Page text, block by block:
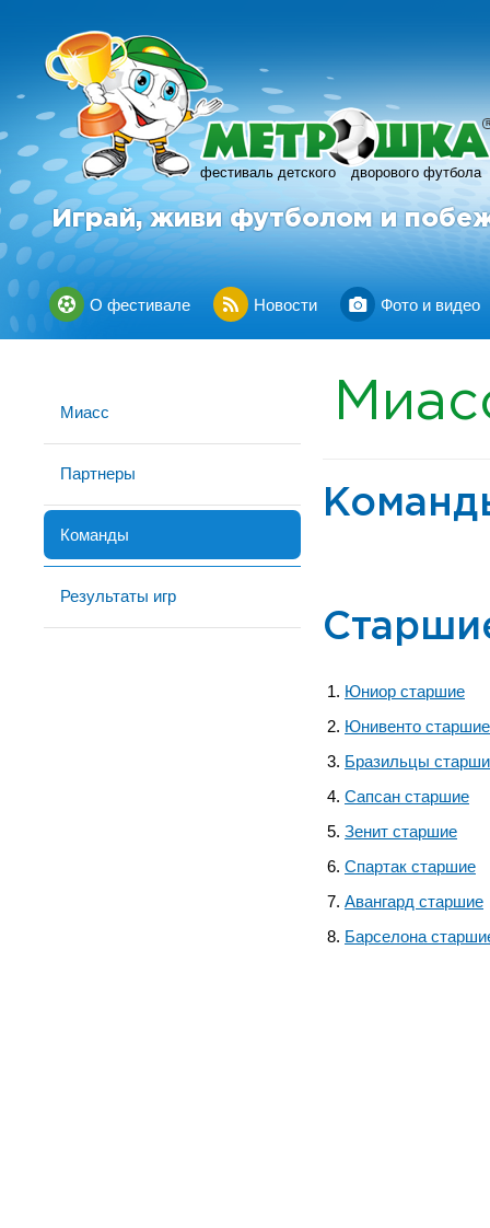
фестиваль детского дворового футбола
R
Играй, живи футболом и
О фестивале Новости Фото и видео
Миасс
Партнеры
Команды
Результаты игр
Юниор старшие
Юнивенто старшие
Бразильцы
Сапсан старшие
Зенит старшие
Спартак старшие
Авангард старшие
Барселона